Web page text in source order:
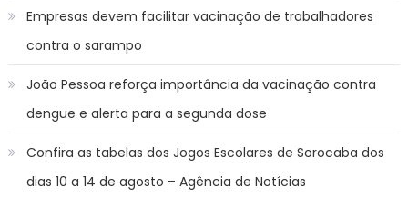
Empresas devem facilitar vacinação de trabalhadores
contra o sarampo
João Pessoa reforça importância da vacinação contra
dengue e alerta para a segunda dose
Confira as tabelas dos Jogos Escolares de Sorocaba dos
dias 10 a 14 de agosto – Agência de Notícias